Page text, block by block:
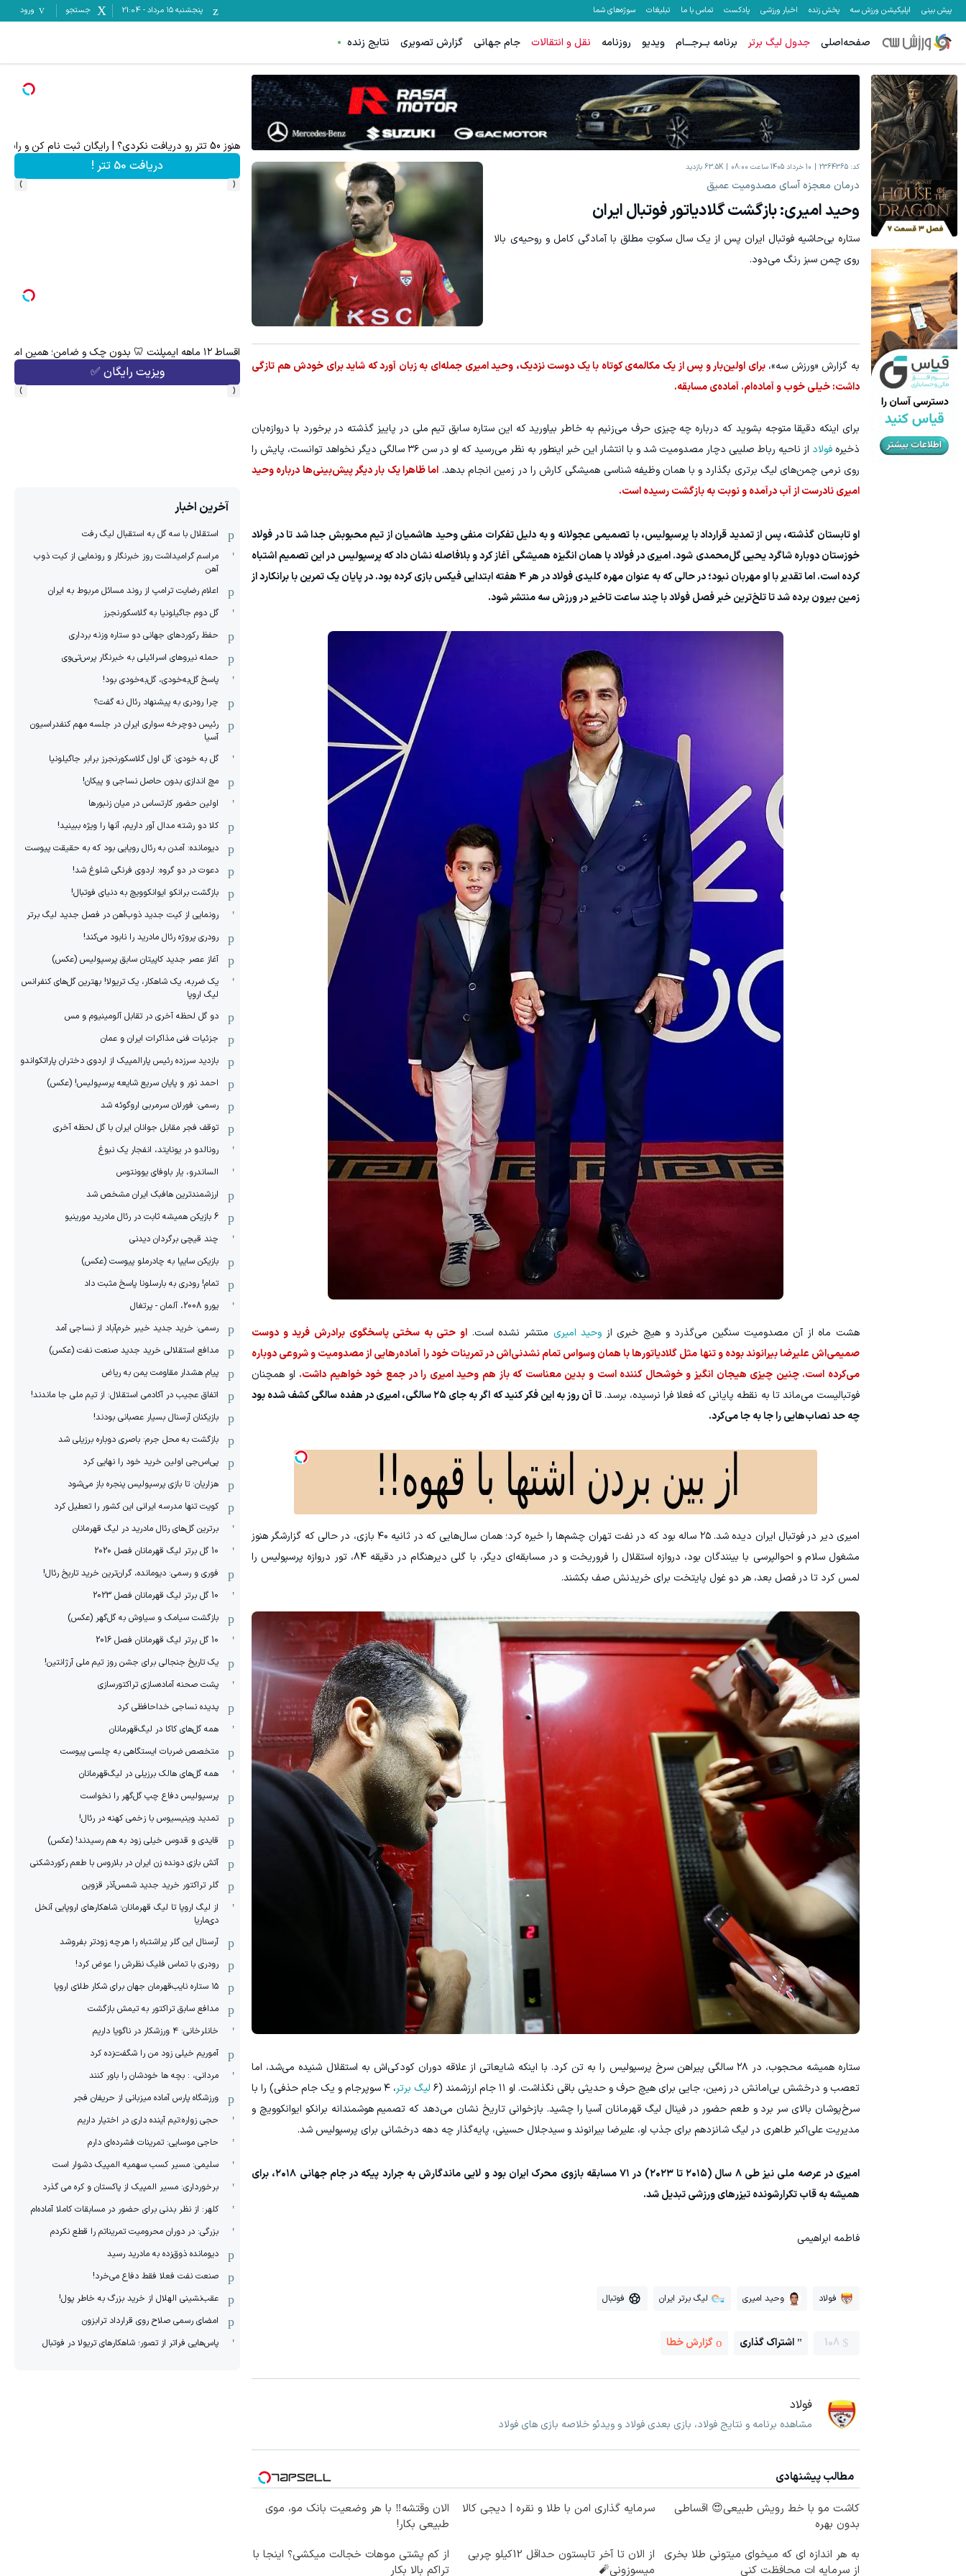
پیش بینی اپلیکیشن ورزش سه پخش زنده اخبار ورزشی پادکست تماس با ما تبلیغات سوژه‌های شما پنجشنبه ۱۵ مرداد -
21:04 جستجو ورود
صفحه‌اصلی جدول لیگ برتر برنامه بــرجـــام ویدیو روزنامه نقل و انتقالات جام جهانی گزارش تصویری نتایج زنده
کد: 2364365 10 خرداد 1405 ساعت 08:00 63.5K بازدید
درمان معجزه آسای مصدومیت عمیق
وحید امیری: بازگشت گلادیاتور فوتبال ایران
ستاره بی‌حاشیه فوتبال ایران پس از یک سال سکوتِ مطلق با آمادگی کامل و روحیه‌ي بالا
روی چمن سبز رنگ می‌دود.
به گزارش «ورزش سه»،برای اولین‌بار و پس از یک مکالمه‌ی کوتاه با یک دوست نزدیک، وحید امیری جمله‌ای به زبان آورد که شاید برای خودش هم تازگی
داشت: خیلی خوب و آماده‌ام. آماده‌ی مسابقه.
برای اینکه دقیقا متوجه بشوید که درباره چه چیزی حرف می‌زنیم به خاطر بیاورید که این ستاره سابق تیم ملی در پاییز گذشته در برخورد با دروازه‌بان
ذخیره فولاد
از ناحیه رباط صلیبی دچار مصدومیت شد و با انتشار این خبر اینطور به نظر می‌رسید که او در سن ۳۶ سالگی دیگر نخواهد توانست، پایش را
روی نرمی چمن‌های لیگ برتری بگذارد و با همان وظیفه شناسی همیشگی کارش را در زمین انجام بدهد. اما ظاهرا یک بار دیگر پیش‌بینی‌ها درباره وحید
امیری نادرست از آب درآمده و نوبت به بازگشت رسیده است.
او تابستان گذشته، پس از تمدید قرارداد با پرسپولیس، با تصمیمی عجولانه و به دلیل تفکرات منفی وحید هاشمیان از تیم محبوبش جدا شد تا در فولاد
خوزستان دوباره شاگرد یحیی گل‌محمدی شود. امیری در فولاد با همان انگیزه همیشگی آغاز کرد و بلافاصله نشان داد که پرسپولیس در این تصمیم اشتباه
کرده است. اما تقدیر با او مهربان نبود؛ در حالی که به عنوان مهره کلیدی فولاد در هر ۴ هفته ابتدایی فیکس بازی کرده بود. در پایان یک تمرین با برانکارد از
زمین بیرون برده شد تا تلخ‌ترین خبر فصل فولاد با چند ساعت تاخیر در ورزش سه منتشر شود.
هشت ماه از آن مصدومیت سنگین می‌گذرد و هیچ خبری از وحید امیری منتشر نشده است. او حتی به سختی پاسخگوی برادرش فرید و دوست
صمیمی‌اش علیرضا بیرانوند بوده و تنها مثل گلادیاتورها با همان وسواس تمام نشدنی‌اش در تمرینات خود را آماده‌رهایی از مصدومیت و شروعی دوباره
می‌کرده است. چنین چیزی هیجان انگیز و خوشحال کننده است و بدین معناست که باز هم وحید امیری را در جمع خود خواهیم داشت. او همچنان
فوتبالیست می‌ماند تا به نقطه پایانی که فعلا فرا نرسیده، برسد.
تا آن روز به این فکر کنید که اگر به جای ۲۵ سالگی، امیری در هفده سالگی کشف شده بود
چه حد نصاب‌هایی را جا به جا می‌کرد.
امیری دیر در فوتبال ایران دیده شد. ۲۵ ساله بود که در نفت تهران چشم‌ها را خیره کرد؛ همان سال‌هایی که در ثانیه ۴۰ بازی، در حالی که گزارشگر هنوز
مشغول سلام و احوالپرسی با بینندگان بود، دروازه استقلال را فروریخت و در مسابقه‌ای دیگر، با گلی دیرهنگام در دقیقه ۸۴، تور دروازه پرسپولیس را
لمس کرد تا در فصل بعد، هر دو غول پایتخت برای خریدنش صف بکشند.
ستاره همیشه محجوب، در ۲۸ سالگی پیراهن سرخ پرسپولیس را به تن کرد. با اینکه شایعاتی از علاقه دوران کودکی‌اش به استقلال شنیده می‌شد، اما
تعصب و درخشش بی‌امانش در زمین، جایی برای هیچ حرف و حدیثی باقی نگذاشت. او ۱۱ جام ارزشمند (۶
لیگ برتر
، ۴ سوپرجام و یک جام حذفی) را با
سرخ‌پوشان بالای سر برد و طعم حضور در فینال لیگ قهرمانان آسیا را چشید. بازخوانی تاریخ نشان می‌دهد که تصمیم هوشمندانه برانکو ایوانکوویچ و
مدیریت علی‌اکبر طاهری در لیگ شانزدهم برای جذب او، علیرضا بیرانوند و سیدجلال حسینی، پایه‌گذار چه دهه درخشانی برای پرسپولیس شد.
امیری در عرصه ملی نیز طی ۸ سال (۲۰۱۵ تا ۲۰۲۳) در ۷۱ مسابقه بازوی محرک ایران بود و لایی ماندگارش به جرارد پیکه در جام جهانی ۲۰۱۸، برای
همیشه به قاب تکرارشونده تیزرهای ورزشی تبدیل شد.
فاطمه ابراهیمی
فولاد وحید امیری لیگ برتر ایران فوتبال
108 اشتراک گذاری گزارش خطا
فولاد
مشاهده برنامه و نتایج فولاد، بازی بعدی فولاد و ویدئو خلاصه بازی های فولاد
مطالب پیشنهادی
کاشت مو با خط رویش طبیعی😍 اقساطی
بدون بهره
سرمایه گذاری امن با طلا و نقره | دیجی کالا
الان وقتشه‼️ با هر وضعیت بانک مو، موی
طبیعی بکار!
به هر اندازه ای که میخوای میتونی طلا بخری
از سرمایه ات محافظت کنی
از الان تا آخر تابستون حداقل 12کیلو چربی
میسوزونی🧨
از کم پشتی موهات خجالت میکشی؟ اینجا با
تراکم بالا بکار
هنوز 50 تتر رو دریافت نکردی؟ | رایگان ثبت نام کن و رایگان شروع کن!
دریافت 50 تتر !
‹
›
اقساط ۱۲ ماهه ایمپلنت 🦷 بدون چک و ضامن؛ همین امروز اقدام کن ✅
ویزیت رایگان ✅
‹
›
آخرین اخبار
استقلال با سه گل به استقبال لیگ رفت
مراسم گرامیداشت روز خبرنگار و رونمایی از کیت ذوب
آهن
اعلام رضایت ترامپ از روند مسائل مربوط به ایران
گل دوم جاگیلونیا به گلاسکورنجرز
حفظ رکوردهای جهانی دو ستاره وزنه برداری
حمله نیروهای اسرائیلی به خبرنگار پرس‌تی‌وی
پاسخ گل‌به‌خودی، گل‌به‌خودی بود!
چرا رودری به پیشنهاد رئال نه گفت؟
رئیس دوچرخه سواری ایران در جلسه مهم کنفدراسیون
آسیا
گل به خودی؛ گل اول گلاسکورنجرز برابر جاگیلونیا
مچ اندازی بدون حاصل نساجی و پیکان!
اولین حضور کارتساس در میان زنبورها
کلا دو‌ رشته مدال آور داریم، آنها را ویژه ببینید!
دیومانده: آمدن به رئال رویایی بود که به حقیقت پیوست
دعوت در دو گروه: اردوی فرنگی شلوغ شد!
بازگشت برانکو ایوانکوویچ به دنیای فوتبال!
رونمایی از کیت جدید ذوب‌آهن در فصل جدید لیگ برتر
رودری پروژه رئال مادرید را نابود می‌کند!
آغاز عصر جدید کاپیتان سابق پرسپولیس (عکس)
یک ضربه، یک شاهکار، یک تریولا! بهترین گل‌های کنفرانس
لیگ اروپا
دو گل لحظه آخری در تقابل آلومینیوم و مس
جزئیات فنی مذاکرات ایران و عمان
بازدید سرزده رئیس پارالمپیک از اردوی دختران پاراتکواندو
احمد نور و پایان سریع شایعه پرسپولیس! (عکس)
رسمی: فورلان سرمربی اروگوئه شد
توقف فجر مقابل جوانان ایران با گل لحظه آخری
رونالدو در یونایتد، انفجار یک نبوغ
الساندرو، یار باوفای یوونتوس
ارزشمندترین هافبک ایران مشخص شد
6 بازیکن همیشه ثابت در رئال مادرید مورینیو
چند قیچی برگردان دیدنی
بازیکن سایپا به چادرملو پیوست (عکس)
تمام! رودری به بارسلونا پاسخ مثبت داد
یورو 2008، آلمان - پرتغال
رسمی: خرید جدید خیبر خرم‌آباد از نساجی آمد
مدافع استقلالی خرید جدید صنعت نفت (عکس)
پیام هشدار مقاومت یمن به ریاض
اتفاق عجیب در آکادمی استقلال: از تیم ملی جا ماندند!
بازیکنان آرسنال بسیار عصبانی بودند!
بازگشت به محل جرم: باصری دوباره برزیلی شد
پی‌اس‌جی اولین خرید خود را نهایی کرد
هزاریان: تا بازی پرسپولیس پنجره باز می‌شود
کویت تنها مدرسه ایرانی این کشور را تعطیل کرد
برترین گل‌های رئال مادرید در لیگ قهرمانان
10 گل برتر لیگ قهرمانان فصل 2020
فوری و رسمی: دیومانده، گران‌ترین خرید تاریخ رئال!
10 گل برتر لیگ قهرمانان فصل 2023
بازگشت سیامک و سیاوش به گل‌گهر (عکس)
10 گل برتر لیگ قهرمانان فصل 2016
یک تاریخ جنجالی برای جشن روز تیم ملی آرژانتین!
پشت صحنه آماده‌سازی تراکتورسازی
پدیده نساجی خداحافظی کرد
همه گل‌های کاکا در لیگ‌قهرمانان
متخصص ضربات ایستگاهی به چلسی پیوست
همه گل‌های هالک برزیلی در لیگ‌قهرمانان
پرسپولیس دفاع چپ گل‌گهر را نخواست
تمدید وینیسیوس با زخمی کهنه در رئال!
قایدی و قدوس خیلی زود به هم رسیدند! (عکس)
آتش بازی دونده زن ایران در بلاروس با طعم رکوردشکنی
گلر تراکتور خرید جدید شمس‌آذر قزوین
از لیگ اروپا تا لیگ قهرمانان؛ شاهکارهای اروپایی آنخل
دی‌ماریا
آرسنال این گلر پراشتباه را هرچه زودتر بفروشد
رودری با تماس فلیک نظرش را عوض کرد!
١۵ ستاره نایب‌قهرمان جهان برای شکار طلای اروپا
مدافع سابق تراکتور به تیمش بازگشت
خانلرخانی: ۴ ورزشکار در ناگویا داریم
آموریم خیلی زود من را شگفت‌زده کرد
مردانی، : بچه ها خودشان را باور کنند
ورزشگاه پارس آماده میزبانی از حریفان فجر
حجی زواره:تیم آینده داری در اختیار داریم
حاجی موسایی: تمرینات فشرده‌ای دارم
سلیمی: مسیر کسب سهمیه المپیک دشوار است
برخورداری: مسیر المپیک از پاکستان و کره می گذرد
کلهر: از نظر بدنی برای حضور در مسابقات کاملا آماده‌ام
بزرگی: در دوران محرومیت تمریناتم را قطع نکردم
دیومانده ذوق‌زده به مادرید رسید
صنعت نفت فعلا فقط دفاع می‌خرد!
عقب‌نشینی الهلال از خرید بزرگ به خاطر پول!
امضای رسمی صلاح روی قرارداد ترابزون
پاس‌هایی فراتر از تصور؛ شاهکارهای تریولا در فوتبال